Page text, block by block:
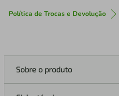
Política de Trocas e Devolução
Sobre o produto